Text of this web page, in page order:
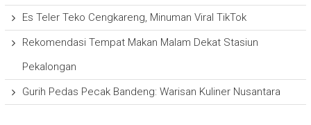
Es Teler Teko Cengkareng, Minuman Viral TikTok
Rekomendasi Tempat Makan Malam Dekat Stasiun
Pekalongan
Gurih Pedas Pecak Bandeng: Warisan Kuliner Nusantara